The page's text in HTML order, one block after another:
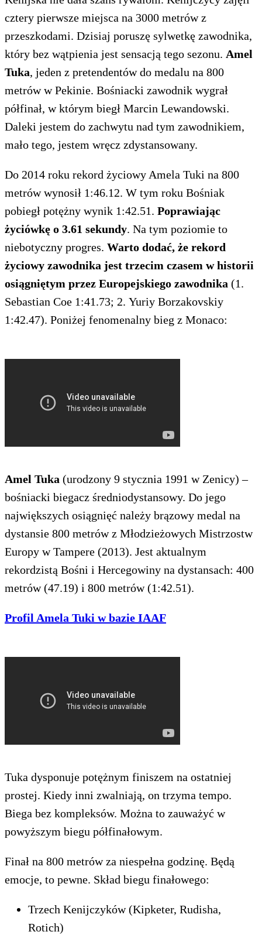
cztery pierwsze miejsca na 3000 metrów z
przeszkodami. Dzisiaj poruszę sylwetkę zawodnika,
który bez wątpienia jest sensacją tego sezonu. Amel
Tuka, jeden z pretendentów do medalu na 800
metrów w Pekinie. Bośniacki zawodnik wygrał
półfinał, w którym biegł Marcin Lewandowski.
Daleki jestem do zachwytu nad tym zawodnikiem,
mało tego, jestem wręcz zdystansowany.
Do 2014 roku rekord życiowy Amela Tuki na 800
metrów wynosił 1:46.12. W tym roku Bośniak
pobiegł potężny wynik 1:42.51. Poprawiając
życiówkę o 3.61 sekundy. Na tym poziomie to
niebotyczny progres. Warto dodać, że rekord
życiowy zawodnika jest trzecim czasem w historii
osiągniętym przez Europejskiego zawodnika (1.
Sebastian Coe 1:41.73; 2. Yuriy Borzakovskiy
1:42.47). Poniżej fenomenalny bieg z Monaco:
Amel Tuka (urodzony 9 stycznia 1991 w Zenicy) –
bośniacki biegacz średniodystansowy. Do jego
największych osiągnięć należy brązowy medal na
dystansie 800 metrów z Młodzieżowych Mistrzostw
Europy w Tampere (2013). Jest aktualnym
rekordzistą Bośni i Hercegowiny na dystansach: 400
metrów (47.19) i 800 metrów (1:42.51).
Profil Amela Tuki w bazie IAAF
Tuka dysponuje potężnym finiszem na ostatniej
prostej. Kiedy inni zwalniają, on trzyma tempo.
Biega bez kompleksów. Można to zauważyć w
powyższym biegu półfinałowym.
Finał na 800 metrów za niespełna godzinę. Będą
emocje, to pewne. Skład biegu finałowego:
Trzech Kenijczyków (Kipketer, Rudisha,
Rotich)